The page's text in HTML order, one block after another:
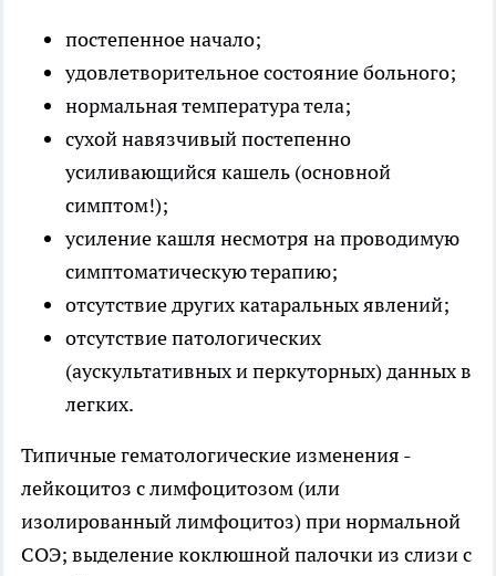
постепенное начало;
удовлетворительное состояние больного;
нормальная температура тела;
сухой навязчивый постепенно
усиливающийся кашель (основной
симптом!);
усиление кашля несмотря на проводимую
симптоматическую терапию;
отсутствие других катаральных явлений;
отсутствие патологических
(аускультативных и перкуторных) данных в
легких.
Типичные гематологические изменения -
лейкоцитоз с лимфоцитозом (или
изолированный лимфоцитоз) при нормальной
СОЭ; выделение коклюшной палочки из слизи с